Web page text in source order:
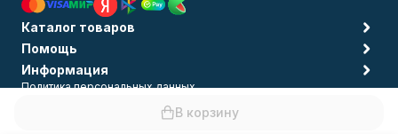
В корзину
Каталог товаров
Помощь
Информация
Политика персональных данных